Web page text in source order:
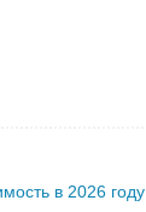
в 2026 году